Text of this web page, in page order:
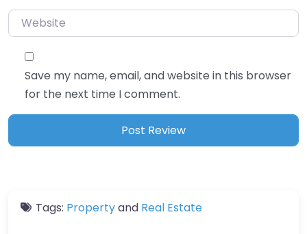
Website
Save my name, email, and website in this browser
for the next time I comment.
Tags: Propertyand Real Estate